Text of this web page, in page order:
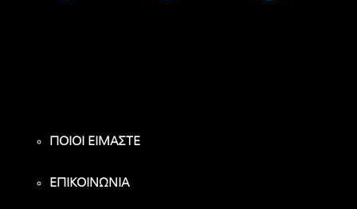
ΠΟΙΟΙ ΕΙΜΑΣΤΕ
ΕΠΙΚΟΙΝΩΝΙΑ